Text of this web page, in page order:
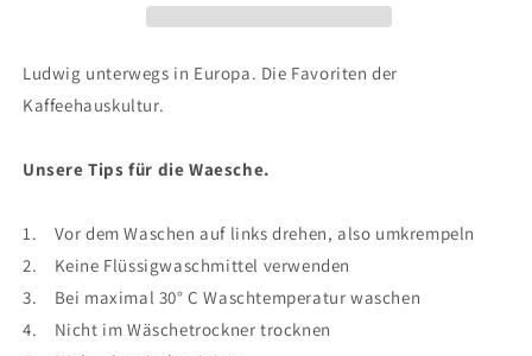
of
Europe
-
of
-
Ludwig unterwegs in Europa. Die Favoriten der
Kaffeehauskultur.
Unsere Tips für die Waesche.
1. Vor dem Waschen auf links drehen, also umkrempeln
2. Keine Flüssigwaschmittel verwenden
3. Bei maximal 30° C Waschtemperatur waschen
4. Nicht im Wäschetrockner trocknen